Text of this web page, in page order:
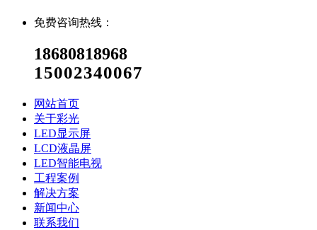
免费咨询热线：
18680818968
15002340067
网站首页
关于彩光
LED显示屏
LCD液晶屏
LED智能电视
工程案例
解决方案
新闻中心
联系我们